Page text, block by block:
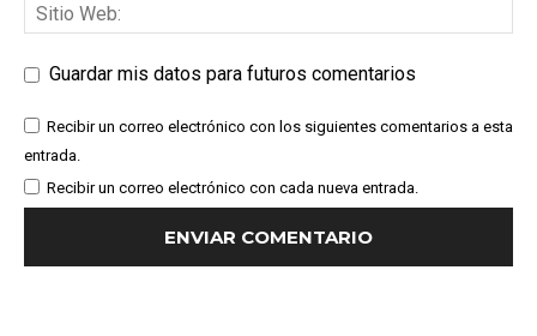
Guardar mis datos para futuros comentarios
Recibir un correo electrónico con los siguientes comentarios a esta
entrada.
Recibir un correo electrónico con cada nueva entrada.